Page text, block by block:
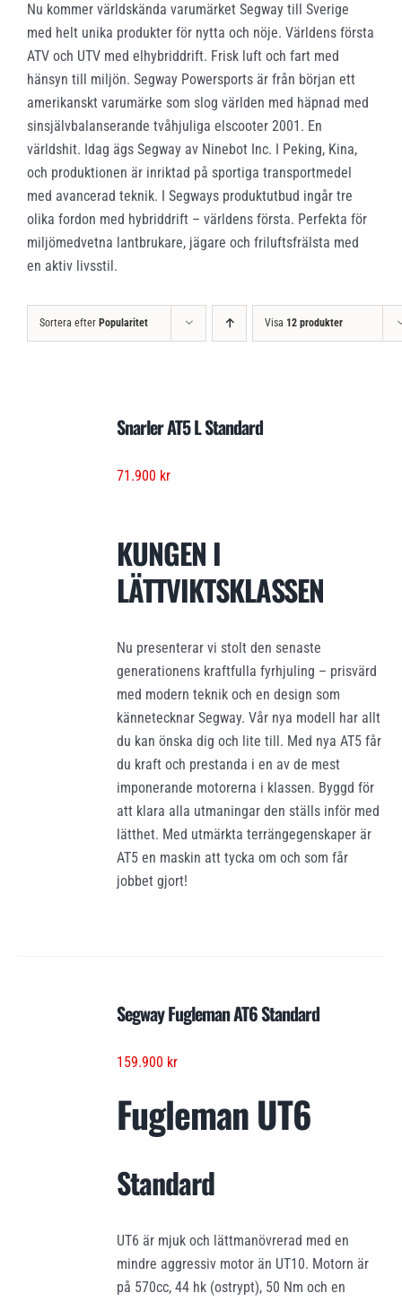
Nu kommer världskända varumärket Segway till Sverige
med helt unika produkter för nytta och nöje. Världens första
ATV och UTV med elhybriddrift. Frisk luft och fart med
hänsyn till miljön. Segway Powersports är från början ett
amerikanskt varumärke som slog världen med häpnad med
sinsjälvbalanserande tvåhjuliga elscooter 2001. En
världshit. Idag ägs Segway av Ninebot Inc. I Peking, Kina,
och produktionen är inriktad på sportiga transportmedel
med avancerad teknik. I Segways produktutbud ingår tre
olika fordon med hybriddrift – världens första. Perfekta för
miljömedvetna lantbrukare, jägare och friluftsfrälsta med
en aktiv livsstil.
Sortera efter Popularitet Visa 12 produkter
Snarler AT5 L Standard
71.900 kr
KUNGEN I
LÄTTVIKTSKLASSEN
Nu presenterar vi stolt den senaste
generationens kraftfulla fyrhjuling – prisvärd
med modern teknik och en design som
kännetecknar Segway. Vår nya modell har allt
du kan önska dig och lite till. Med nya AT5 får
du kraft och prestanda i en av de mest
imponerande motorerna i klassen. Byggd för
att klara alla utmaningar den ställs inför med
lätthet. Med utmärkta terrängegenskaper är
AT5 en maskin att tycka om och som får
jobbet gjort!
Segway Fugleman AT6 Standard
159.900 kr
Fugleman UT6
Standard
UT6 är mjuk och lättmanövrerad med en
mindre aggressiv motor än UT10. Motorn är
på 570cc, 44 hk (ostrypt), 50 Nm och en